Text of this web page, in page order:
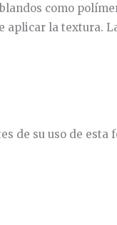
como
aplicar la textura.
su uso de